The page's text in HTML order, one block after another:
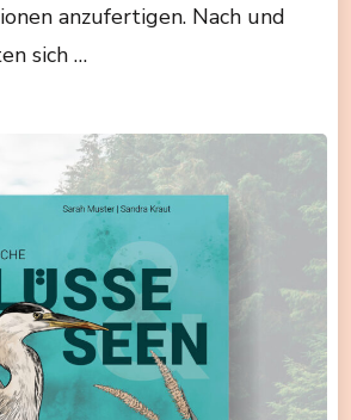
anzufertigen. Nach und
sich …